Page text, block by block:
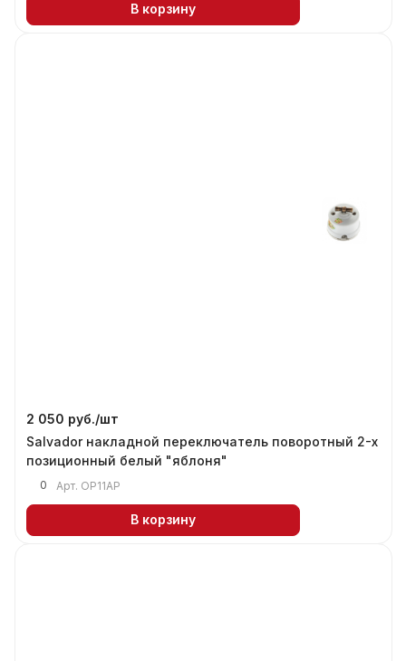
В корзину
2 050 руб./шт
Salvador накладной переключатель поворотный 2-х
позиционный белый "яблоня"
0 Арт. ОР11AP
В корзину